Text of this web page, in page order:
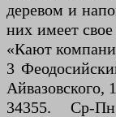
деревом и
них имеет
«Кают
3
34355. Ср-